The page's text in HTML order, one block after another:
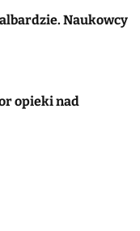
Naukowcy
opieki nad